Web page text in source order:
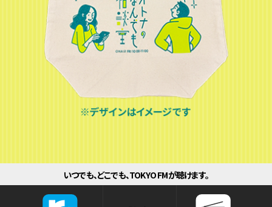
いつでも、どこでも、TOKYO FMが聴けます。